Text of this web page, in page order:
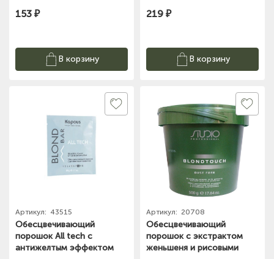
30г Studio
153 ₽
В корзину
219 ₽
В корзину
Артикул: 43515
Обесцвечивающий
порошок All tech с
антижелтым эффектом
Артикул: 20708
Обесцвечивающий
порошок с экстрактом
женьшеня и рисовыми